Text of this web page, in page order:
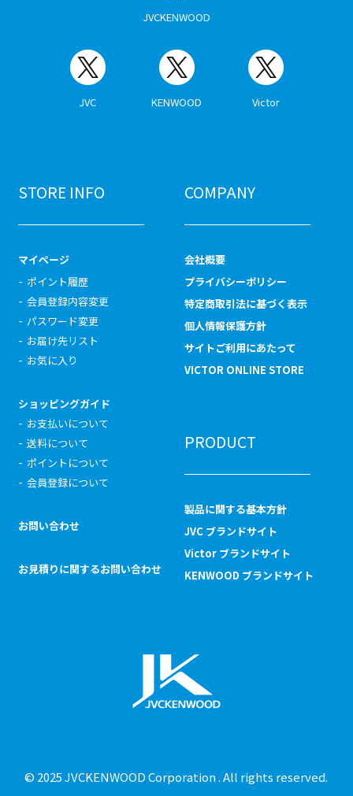
JVCKENWOOD
JVC KENWOOD Victor
STORE INFO
マイページ
ポイント履歴
会員登録内容変更
パスワード変更
お届け先リスト
お気に入り
ショッピングガイド
お支払いについて
送料について
ポイントについて
会員登録について
お問い合わせ
お見積りに関するお問い合わせ
COMPANY
会社概要
プライバシーポリシー
特定商取引法に基づく表示
個人情報保護方針
サイトご利用にあたって
VICTOR ONLINE STORE
PRODUCT
製品に関する基本方針
JVC ブランドサイト
Victor ブランドサイト
KENWOOD ブランドサイト
© 2025 JVCKENWOOD Corporation . All rights reserved.